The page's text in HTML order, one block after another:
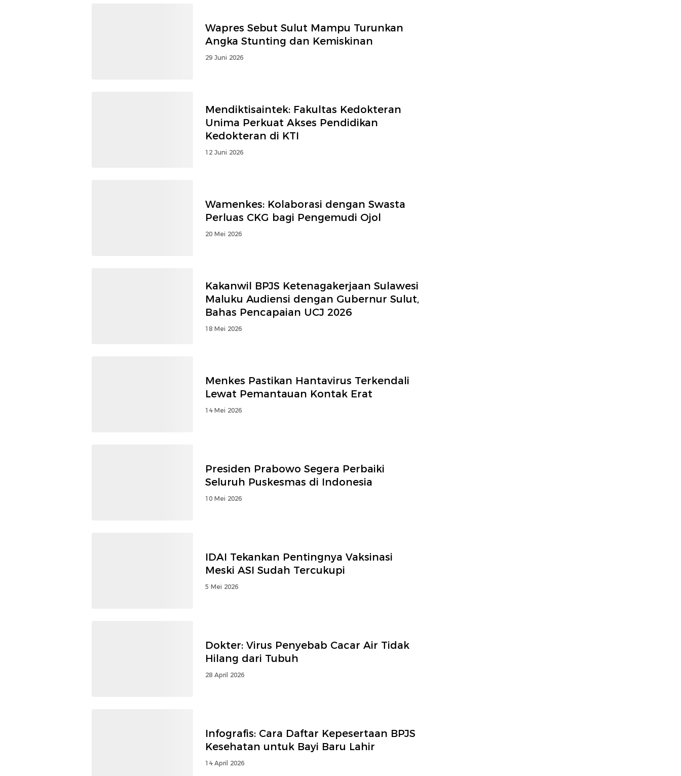
Wapres Sebut Sulut Mampu Turunkan
Angka Stunting dan Kemiskinan
29 Juni 2026
Mendiktisaintek: Fakultas Kedokteran
Unima Perkuat Akses Pendidikan
Kedokteran di KTI
12 Juni 2026
Wamenkes: Kolaborasi dengan Swasta
Perluas CKG bagi Pengemudi Ojol
20 Mei 2026
Kakanwil BPJS Ketenagakerjaan Sulawesi
Maluku Audiensi dengan Gubernur Sulut,
Bahas Pencapaian UCJ 2026
18 Mei 2026
Menkes Pastikan Hantavirus Terkendali
Lewat Pemantauan Kontak Erat
14 Mei 2026
Presiden Prabowo Segera Perbaiki
Seluruh Puskesmas di Indonesia
10 Mei 2026
IDAI Tekankan Pentingnya Vaksinasi
Meski ASI Sudah Tercukupi
5 Mei 2026
Dokter: Virus Penyebab Cacar Air Tidak
Hilang dari Tubuh
28 April 2026
Infografis: Cara Daftar Kepesertaan BPJS
Kesehatan untuk Bayi Baru Lahir
14 April 2026